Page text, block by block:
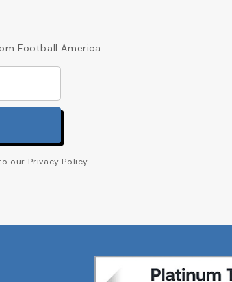
Football America.
our Privacy Policy.